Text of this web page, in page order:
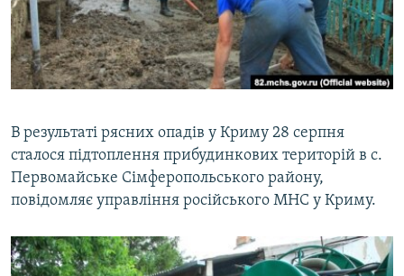
ВІДЕОУРОКИ «ELIFBE»
СВІДЧЕННЯ ОКУПАЦІЇ
УКРАЇНСЬКА ПРОБЛЕМА КРИМУ
Русский
Qırımtatar
Усі сайти RFE/RL
В результаті рясних опадів у Криму 28 серпня
сталося підтоплення прибудинкових територій в с.
Первомайське Сімферопольського району,
повідомляє управління російського МНС у Криму.